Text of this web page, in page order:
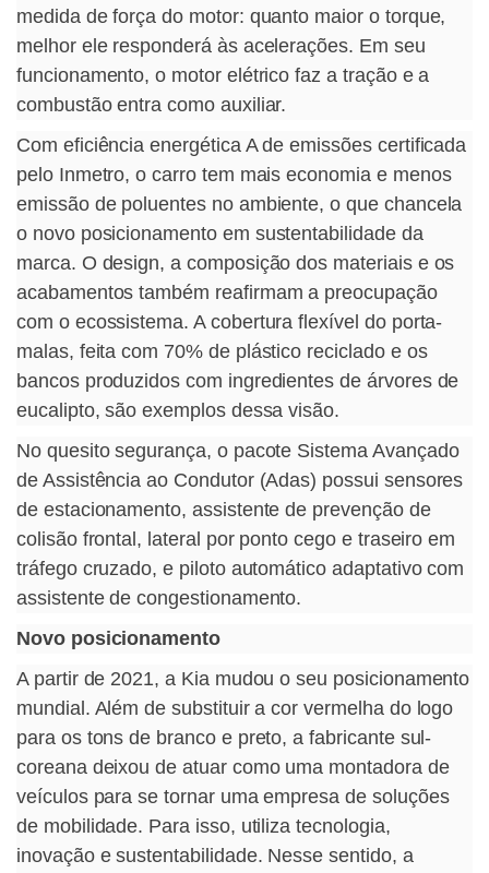
medida de força do motor: quanto maior o torque,
melhor ele responderá às acelerações. Em seu
funcionamento, o motor elétrico faz a tração e a
combustão entra como auxiliar.
Com eficiência energética A de emissões certificada
pelo Inmetro, o carro tem mais economia e menos
emissão de poluentes no ambiente, o que chancela
o novo posicionamento em sustentabilidade da
marca. O design, a composição dos materiais e os
acabamentos também reafirmam a preocupação
com o ecossistema. A cobertura flexível do porta-
malas, feita com 70% de plástico reciclado e os
bancos produzidos com ingredientes de árvores de
eucalipto, são exemplos dessa visão.
No quesito segurança, o pacote Sistema Avançado
de Assistência ao Condutor (Adas) possui sensores
de estacionamento, assistente de prevenção de
colisão frontal, lateral por ponto cego e traseiro em
tráfego cruzado, e piloto automático adaptativo com
assistente de congestionamento.
Novo posicionamento
A partir de 2021, a Kia mudou o seu posicionamento
mundial. Além de substituir a cor vermelha do logo
para os tons de branco e preto, a fabricante sul-
coreana deixou de atuar como uma montadora de
veículos para se tornar uma empresa de soluções
de mobilidade. Para isso, utiliza tecnologia,
inovação e sustentabilidade. Nesse sentido, a